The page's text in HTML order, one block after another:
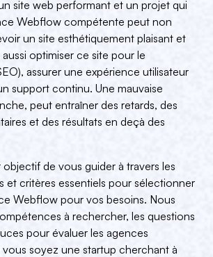
site web performant et un projet qui
Webflow compétente peut non
un site esthétiquement plaisant et
optimiser ce site pour le
assurer une expérience utilisateur
support continu. Une mauvaise
peut entraîner des retards, des
et des résultats en deçà des
de vous guider à travers les
et critères essentiels pour sélectionner
Webflow pour vos besoins. Nous
à rechercher, les questions
pour évaluer les agences
soyez une startup cherchant à